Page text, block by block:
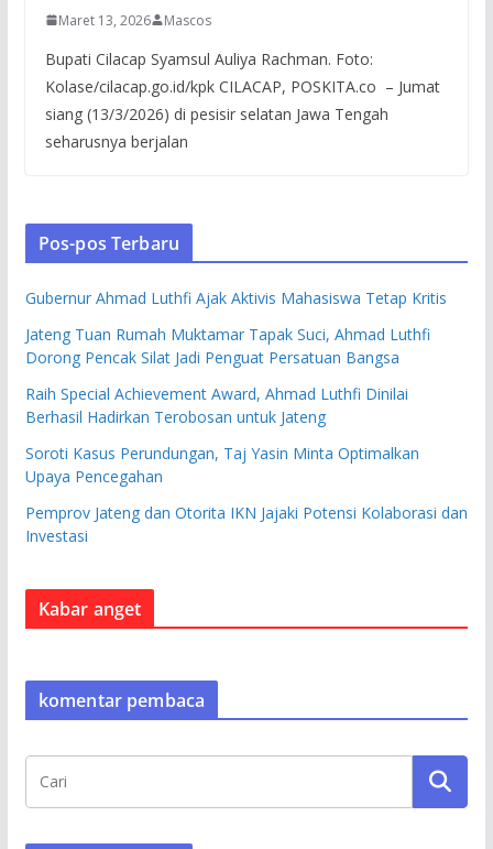
Maret 13, 2026 Mascos
Bupati Cilacap Syamsul Auliya Rachman. Foto:
Kolase/cilacap.go.id/kpk CILACAP, POSKITA.co – Jumat
siang (13/3/2026) di pesisir selatan Jawa Tengah
seharusnya berjalan
Pos-pos Terbaru
Gubernur Ahmad Luthfi Ajak Aktivis Mahasiswa Tetap Kritis
Jateng Tuan Rumah Muktamar Tapak Suci, Ahmad Luthfi
Dorong Pencak Silat Jadi Penguat Persatuan Bangsa
Raih Special Achievement Award, Ahmad Luthfi Dinilai
Berhasil Hadirkan Terobosan untuk Jateng
Soroti Kasus Perundungan, Taj Yasin Minta Optimalkan
Upaya Pencegahan
Pemprov Jateng dan Otorita IKN Jajaki Potensi Kolaborasi dan
Investasi
Kabar anget
komentar pembaca